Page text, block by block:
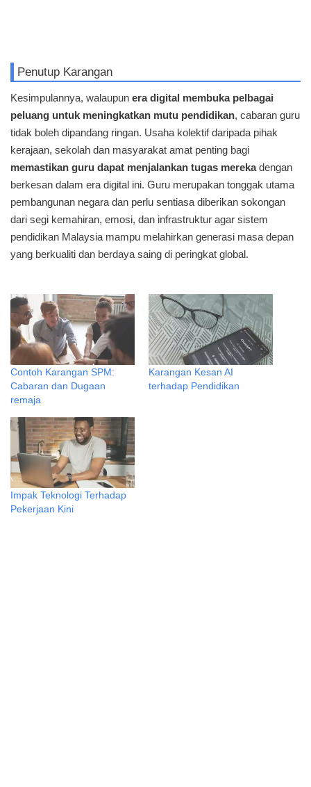
Penutup Karangan
Kesimpulannya, walaupun era digital membuka pelbagai
peluang untuk meningkatkan mutu pendidikan, cabaran guru
tidak boleh dipandang ringan. Usaha kolektif daripada pihak
kerajaan, sekolah dan masyarakat amat penting bagi
memastikan guru dapat menjalankan tugas merekadengan
berkesan dalam era digital ini. Guru merupakan tonggak utama
pembangunan negara dan perlu sentiasa diberikan sokongan
dari segi kemahiran, emosi, dan infrastruktur agar sistem
pendidikan Malaysia mampu melahirkan generasi masa depan
yang berkualiti dan berdaya saing di peringkat global.
Contoh Karangan SPM:
Cabaran dan Dugaan
remaja
Karangan Kesan AI
terhadap Pendidikan
Impak Teknologi Terhadap
Pekerjaan Kini